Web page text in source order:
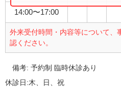
14:00〜17:00
外来受付時間・内容等について、
認ください。
備考:予約制 臨時休診あり
休診日:木、日、祝